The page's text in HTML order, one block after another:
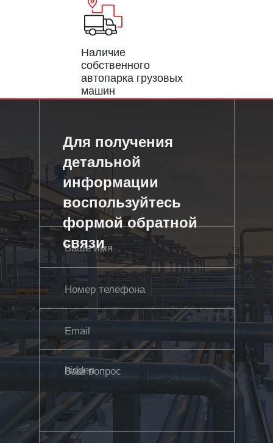
Наличие
собственного
автопарка грузовых
машин
Для получения
детальной
информации
воспользуйтесь
формой обратной
связи